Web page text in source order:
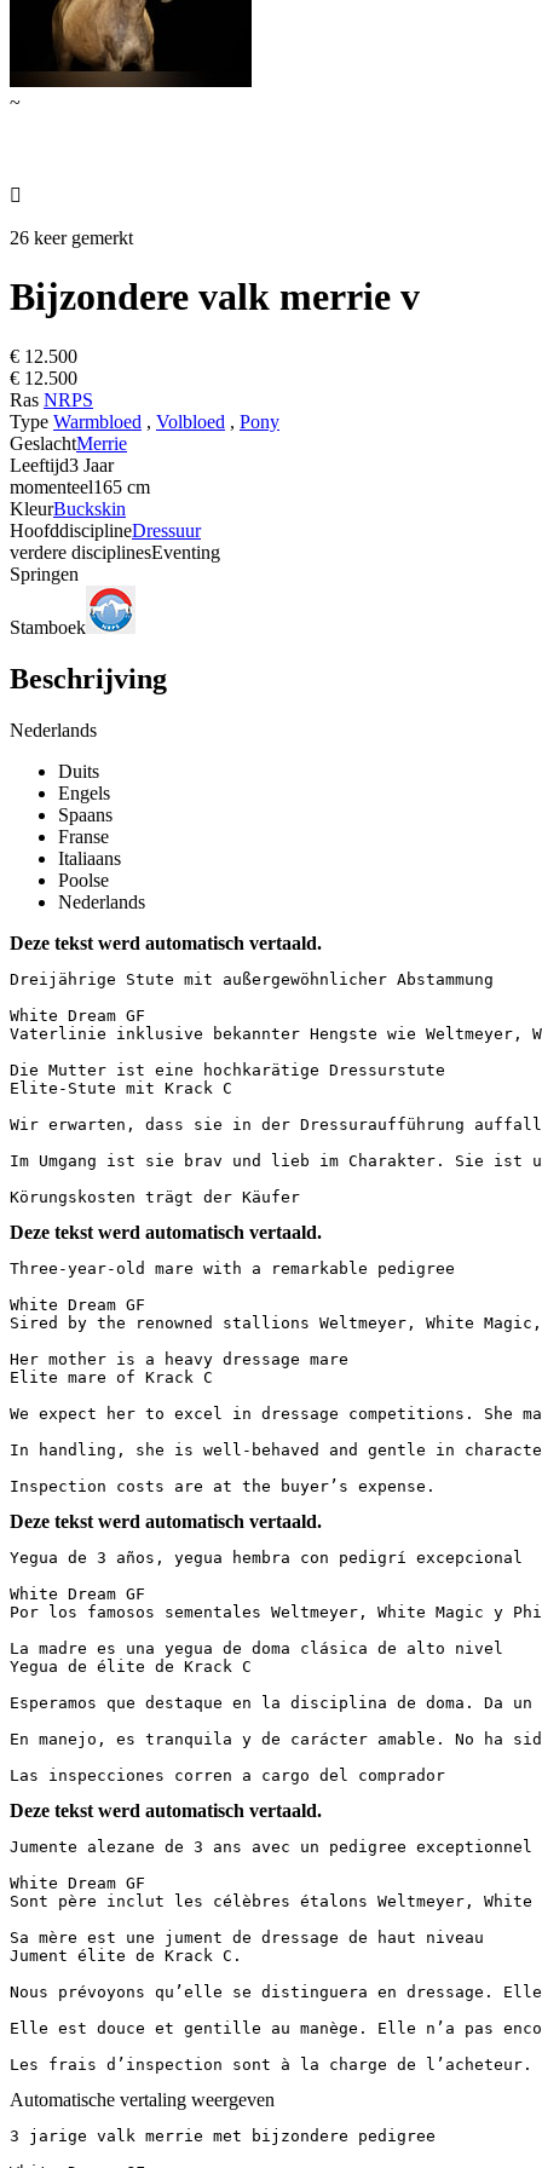
~

26 keer gemerkt
Bijzondere valk merrie v
€ 12.500
€ 12.500
Ras NRPS
Type Warmbloed , Volbloed , Pony
GeslachtMerrie
Leeftijd3 Jaar
momenteel165 cm
KleurBuckskin
HoofddisciplineDressuur
verdere disciplinesEventing
Springen
Stamboek
Beschrijving
Nederlands
Duits
Engels
Spaans
Franse
Italiaans
Poolse
Nederlands
Deze tekst werd automatisch vertaald.
Dreijährige Stute mit außergewöhnlicher Abstammung
White Dream GF
Vaterlinie inklusive bekannter Hengste wie Weltmeyer,
Die Mutter ist eine hochkarätige Dressurstute
Elite-Stute mit Krack C
Wir erwarten, dass sie in der Dressuraufführung
Im Umgang ist sie brav und lieb im Charakter. Sie ist
Körungskosten trägt der Käufer
Deze tekst werd automatisch vertaald.
Three-year-old mare with a remarkable pedigree
White Dream GF
Sired by the renowned stallions Weltmeyer, White
Her mother is a heavy dressage mare
Elite mare of Krack C
We expect her to excel in dressage competitions.
In handling, she is well-behaved and gentle in
Inspection costs are at the buyer’s expense.
Deze tekst werd automatisch vertaald.
Yegua de 3 años, yegua hembra con pedigrí excepcional
White Dream GF
Por los famosos sementales Weltmeyer, White Magic y
La madre es una yegua de doma clásica de alto nivel
Yegua de élite de Krack C
Esperamos que destaque en la disciplina de doma.
En manejo, es tranquila y de carácter amable. No ha
Las inspecciones corren a cargo del comprador
Deze tekst werd automatisch vertaald.
Jumente alezane de 3 ans avec un pedigree exceptionnel
White Dream GF
Sont père inclut les célèbres étalons Weltmeyer,
Sa mère est une jument de dressage de haut niveau
Jument élite de Krack C.
Nous prévoyons qu’elle se distinguera en dressage.
Elle est douce et gentille au manège. Elle n’a pas
Les frais d’inspection sont à la charge de l’acheteur.
Automatische vertaling weergeven
3 jarige valk merrie met bijzondere pedigree